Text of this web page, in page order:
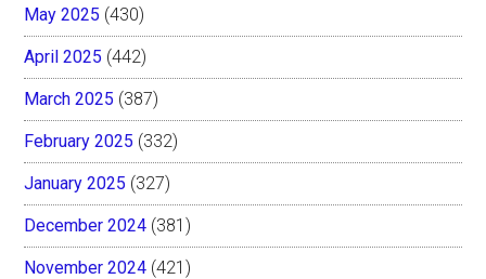
May 2025 (430)
April 2025 (442)
March 2025 (387)
February 2025 (332)
January 2025 (327)
December 2024 (381)
November 2024 (421)